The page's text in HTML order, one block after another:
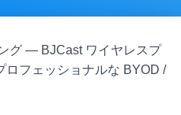
グ — BJCast ワイヤレスプ
ロフェッショナルな BYOD /